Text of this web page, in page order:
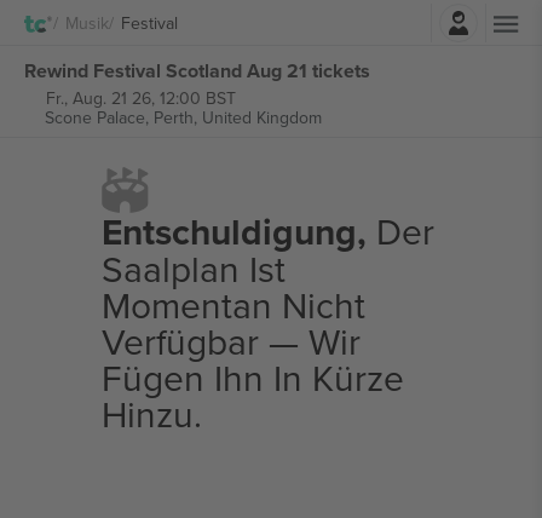
Musik Festival
Rewind Festival Scotland Aug 21 tickets
Fr., Aug. 21 26, 12:00 BST
Scone Palace, Perth, United Kingdom
Entschuldigung, Der
Saalplan Ist
Momentan Nicht
Verfügbar — Wir
Fügen Ihn In Kürze
Hinzu.